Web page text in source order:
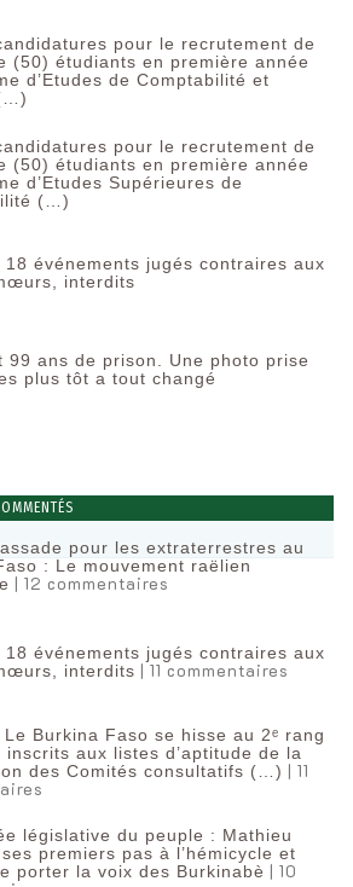
pour le recrutement de
(50) étudiants en première année
d’Etudes de Comptabilité et
pour le recrutement de
(50) étudiants en première année
d’Etudes Supérieures de
(…)
18 événements jugés contraires aux
interdits
99 ans de prison. Une photo prise
plus tôt a tout changé
pour les extraterrestres au
: Le mouvement raëlien
| 12 commentaires
18 événements jugés contraires aux
interdits | 11 commentaires
Le Burkina Faso se hisse au 2ᵉ rang
inscrits aux listes d’aptitude de la
des Comités consultatifs (…) | 11
législative du peuple : Mathieu
premiers pas à l’hémicycle et
porter la voix des Burkinabè | 10